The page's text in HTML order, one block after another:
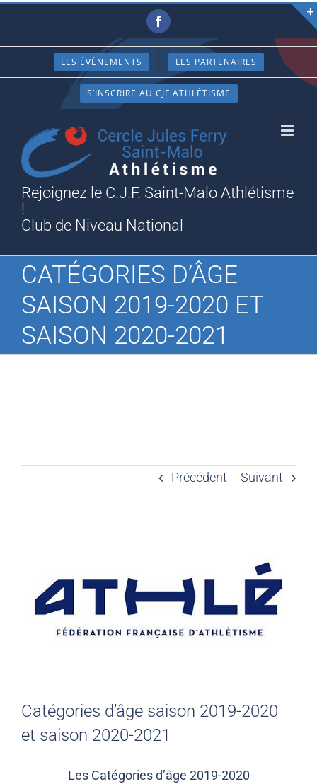
Passer
contenu
Facebook
LES ÉVÈNEMENTS LES PARTENAIRES
S’INSCRIRE AU CJF ATHLÉTISME
Rejoignez le C.J.F. Saint-Malo Athlétisme
!
Club de Niveau National
CATÉGORIES D’ÂGE
SAISON 2019-2020 ET
SAISON 2020-2021
Précédent Suivant
Catégories d’âge saison 2019-2020
et saison 2020-2021
Les Catégories d’âge 2019-2020